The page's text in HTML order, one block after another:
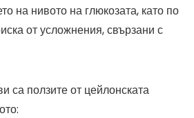
на нивото на глюкозата, като по
от усложнения, свързани с
са ползите от цейлонската